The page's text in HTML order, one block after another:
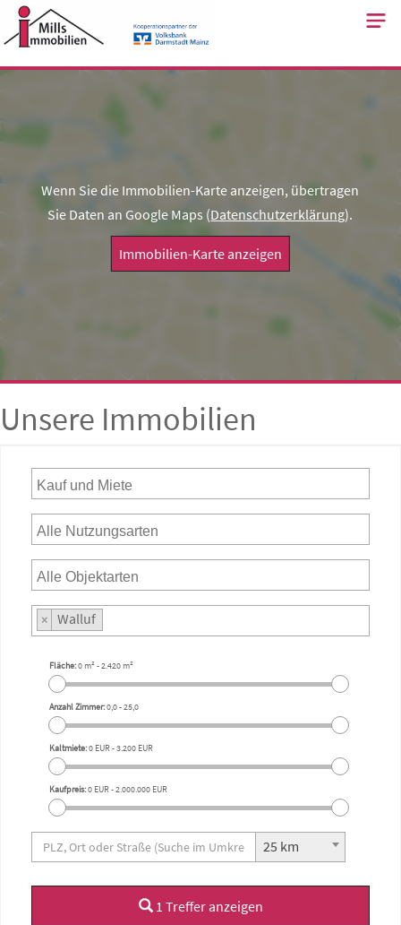
Skip
to
Wenn Sie die Immobilien-Karte anzeigen, übertragen
Sie Daten an Google Maps (Datenschutzerklärung).
Immobilien-Karte anzeigen
Unsere Immobilien
× Walluf
Fläche:0 m²-2.420 m²
Anzahl Zimmer:0,0-25,0
Kaltmiete:0 EUR-3.200 EUR
Kaufpreis:0 EUR-2.000.000 EUR
25 km
1 Treffer anzeigen